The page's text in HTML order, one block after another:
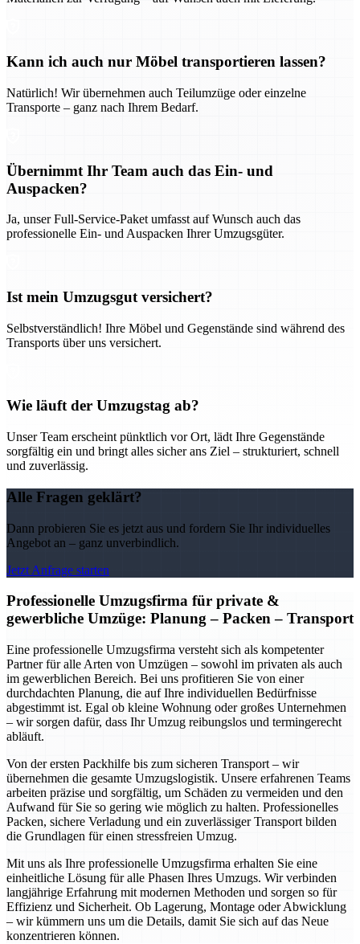
Kann ich auch nur Möbel transportieren lassen?
Natürlich! Wir übernehmen auch Teilumzüge oder einzelne
Transporte – ganz nach Ihrem Bedarf.
Übernimmt Ihr Team auch das Ein- und
Auspacken?
Ja, unser Full-Service-Paket umfasst auf Wunsch auch das
professionelle Ein- und Auspacken Ihrer Umzugsgüter.
Ist mein Umzugsgut versichert?
Selbstverständlich! Ihre Möbel und Gegenstände sind während des
Transports über uns versichert.
Wie läuft der Umzugstag ab?
Unser Team erscheint pünktlich vor Ort, lädt Ihre Gegenstände
sorgfältig ein und bringt alles sicher ans Ziel – strukturiert, schnell
und zuverlässig.
Alle Fragen geklärt?
Dann probieren Sie es jetzt aus und fordern Sie Ihr individuelles
Angebot an – ganz unverbindlich.
Jetzt Anfrage starten
Professionelle Umzugsfirma für private &
gewerbliche Umzüge: Planung – Packen – Transport
Eine professionelle Umzugsfirma versteht sich als kompetenter
Partner für alle Arten von Umzügen – sowohl im privaten als auch
im gewerblichen Bereich. Bei uns profitieren Sie von einer
durchdachten Planung, die auf Ihre individuellen Bedürfnisse
abgestimmt ist. Egal ob kleine Wohnung oder großes Unternehmen
– wir sorgen dafür, dass Ihr Umzug reibungslos und termingerecht
abläuft.
Von der ersten Packhilfe bis zum sicheren Transport – wir
übernehmen die gesamte Umzugslogistik. Unsere erfahrenen Teams
arbeiten präzise und sorgfältig, um Schäden zu vermeiden und den
Aufwand für Sie so gering wie möglich zu halten. Professionelles
Packen, sichere Verladung und ein zuverlässiger Transport bilden
die Grundlagen für einen stressfreien Umzug.
Mit uns als Ihre professionelle Umzugsfirma erhalten Sie eine
einheitliche Lösung für alle Phasen Ihres Umzugs. Wir verbinden
langjährige Erfahrung mit modernen Methoden und sorgen so für
Effizienz und Sicherheit. Ob Lagerung, Montage oder Abwicklung
– wir kümmern uns um die Details, damit Sie sich auf das Neue
konzentrieren können.